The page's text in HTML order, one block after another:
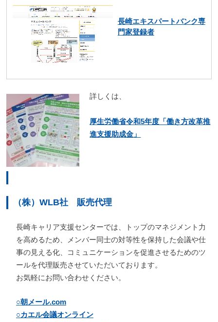
長崎エキスパートバンク専
門家登録者
詳しくは、
厚生労働省令和5年度「働き方改革推
進支援助成金」
（株）WLB社 販売代理
長崎キャリア支援センターでは、トップのマネジメント力
を高めるため、メンバー同士の対等性を保持した会議や仕
事の見える化、コミュニケーションを促進させるためのツ
ールを代理販売させていただいております。
お気軽にお問い合わせください。
○朝メール.com
○カエル会議オンライン